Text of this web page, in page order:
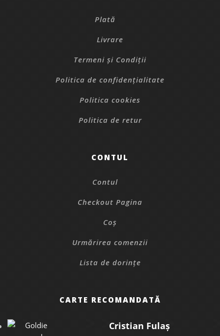
Plată
Livrare
Termeni și Condiții
Politica de confidențialitate
Politica cookies
Politica de retur
CONTUL
Contul
Checkout Pagina
Coș
Urmărirea comenzii
Lista de dorințe
CARTE RECOMANDATĂ
Cristian Fulaș